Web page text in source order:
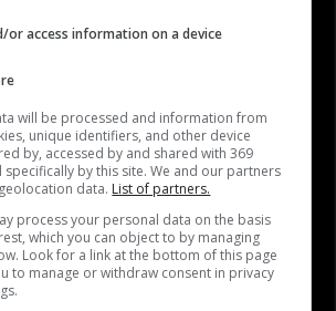
#19 Ejup Maqedonci flet për
reagimet nga Serbia
Video
Historia që nuk duhet harruar:
Roli i “Nënës Terezë” në vitet
’90 dhe gjatë luftës | Përballje
#40
Përballje
or access information on a device
will be processed and information from
unique identifiers, and other device
by, accessed by and shared with 369
by this site. We and our partners
data. List of partners.
process your personal data on the basis
which you can object to by managing
Look for a link at the bottom of this page
to manage or withdraw consent in privacy